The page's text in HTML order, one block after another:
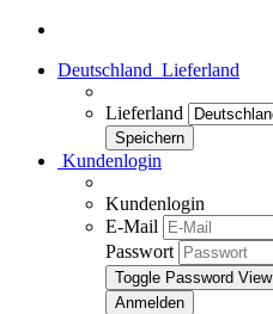
Deutschland Lieferland
Lieferland
Kundenlogin
Kundenlogin
E-Mail
Passwort
Toggle Password View